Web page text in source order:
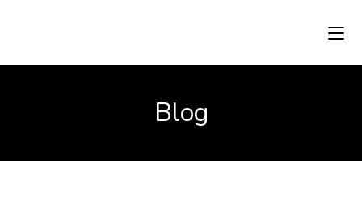
Blog